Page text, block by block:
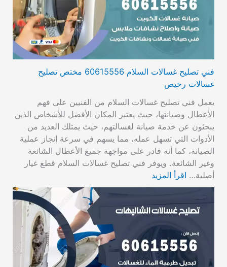
فني تصليح غسالات السلام 60615556 مختص تصليح
غسالات رخيص
يعمل فني تصليح غسالات السلام من الفنيين على فهم
الأعطال وصيانتها، حيث يعتبر المكان الأفضل للأشخاص الذين
يبحثون عن خدمة صيانة لغسالتهم، حيث يمتلك العديد من
الأدوات التي تسهل عمله، مما يسهم في سرعة إنجاز عملية
الصيانة، كما أنه قادر على مواجهة جميع الأعطال الشائعة
وغير الشائعة. ويوفر فني تصليح غسالات السلام قطع غيار
أصلية… اقرأ المزيد